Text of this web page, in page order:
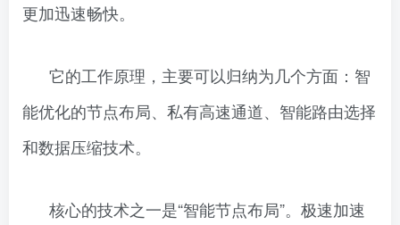
更加迅速畅快。
它的工作原理，主要可以归纳为几个方面：智
能优化的节点布局、私有高速通道、智能路由选择
和数据压缩技术。
核心的技术之一是“智能节点布局”。极速加速